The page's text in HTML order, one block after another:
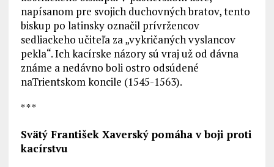
napísanom pre svojich duchovných bratov, tento
biskup po latinsky označil prívržencov
sedliackeho učiteľa za „vykričaných vyslancov
pekla“. Ich kacírske názory sú vraj už od dávna
známe a nedávno boli ostro odsúdené
naTrientskom koncile (1545-1563).
* * *
Svätý František Xaverský pomáha v boji proti
kacírstvu